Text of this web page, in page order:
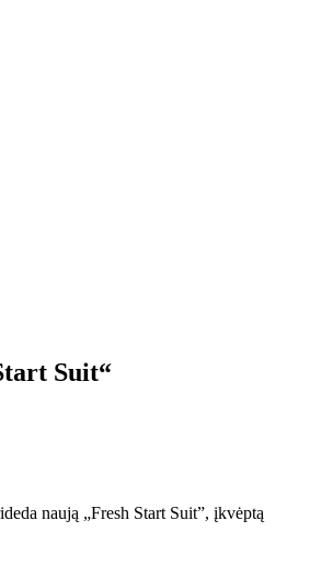
Suit“
naują „Fresh Start Suit”, įkvėptą